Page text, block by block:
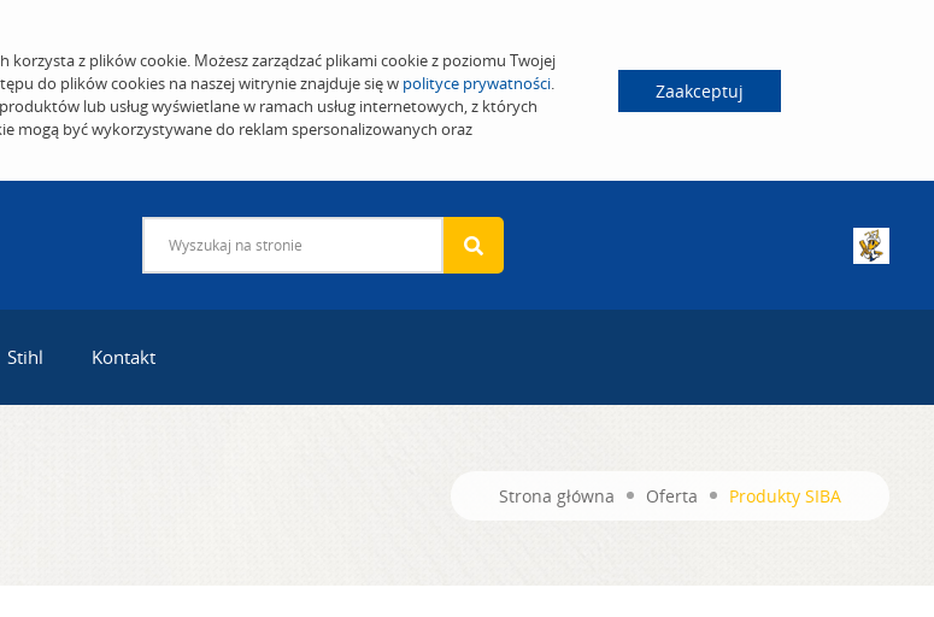
z plików cookie. Możesz zarządzać plikami cookie z poziomu Twojej
do plików cookies na naszej witrynie znajduje się w polityce prywatności.
lub usług wyświetlane w ramach usług internetowych, z których
mogą być wykorzystywane do reklam spersonalizowanych oraz
Zaakceptuj
Stihl Kontakt
Strona główna Oferta Produkty SIBA